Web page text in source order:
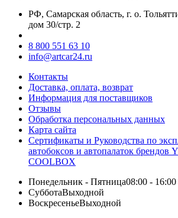
РФ, Самарская область, г. о.
дом 30/стр. 2
8 800 551 63 10
info@artcar24.ru
Контакты
Доставка, оплата, возврат
Информация для поставщиков
Отзывы
Обработка персональных данных
Карта сайта
Сертификаты и Руководства по
автобоксов и автопалаток брендов
COOLBOX
Понедельник - Пятница08:00 -
СубботаВыходной
ВоскресеньеВыходной